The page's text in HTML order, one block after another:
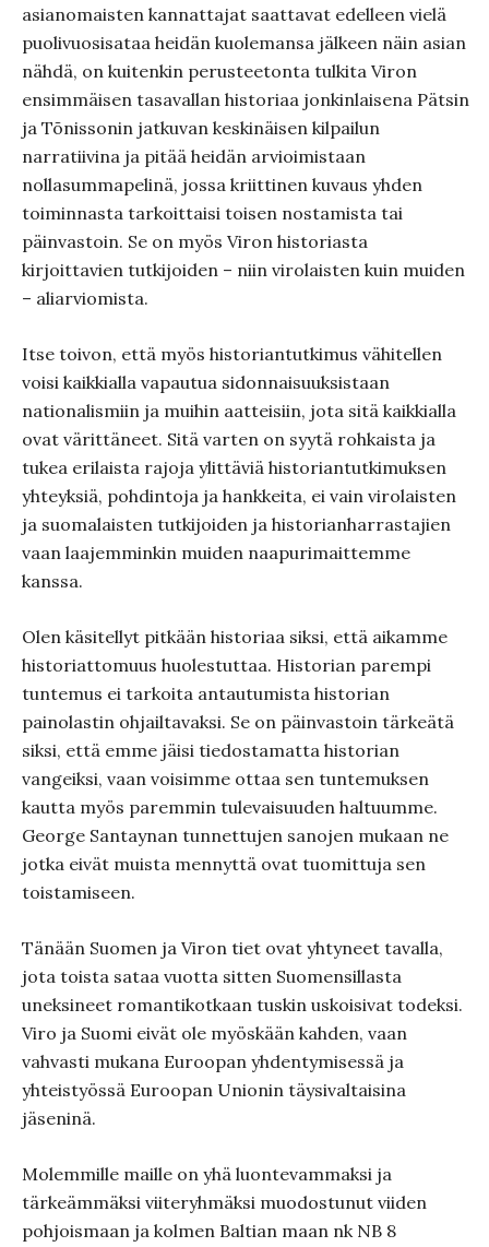
asianomaisten kannattajat saattavat edelleen vielä
puolivuosisataa heidän kuolemansa jälkeen näin asian
nähdä, on kuitenkin perusteetonta tulkita Viron
ensimmäisen tasavallan historiaa jonkinlaisena Pätsin
ja Tõnissonin jatkuvan keskinäisen kilpailun
narratiivina ja pitää heidän arvioimistaan
nollasummapelinä, jossa kriittinen kuvaus yhden
toiminnasta tarkoittaisi toisen nostamista tai
päinvastoin. Se on myös Viron historiasta
kirjoittavien tutkijoiden – niin virolaisten kuin muiden
– aliarviomista.
Itse toivon, että myös historiantutkimus vähitellen
voisi kaikkialla vapautua sidonnaisuuksistaan
nationalismiin ja muihin aatteisiin, jota sitä kaikkialla
ovat värittäneet. Sitä varten on syytä rohkaista ja
tukea erilaista rajoja ylittäviä historiantutkimuksen
yhteyksiä, pohdintoja ja hankkeita, ei vain virolaisten
ja suomalaisten tutkijoiden ja historianharrastajien
vaan laajemminkin muiden naapurimaittemme
kanssa.
Olen käsitellyt pitkään historiaa siksi, että aikamme
historiattomuus huolestuttaa. Historian parempi
tuntemus ei tarkoita antautumista historian
painolastin ohjailtavaksi. Se on päinvastoin tärkeätä
siksi, että emme jäisi tiedostamatta historian
vangeiksi, vaan voisimme ottaa sen tuntemuksen
kautta myös paremmin tulevaisuuden haltuumme.
George Santaynan tunnettujen sanojen mukaan ne
jotka eivät muista mennyttä ovat tuomittuja sen
toistamiseen.
Tänään Suomen ja Viron tiet ovat yhtyneet tavalla,
jota toista sataa vuotta sitten Suomensillasta
uneksineet romantikotkaan tuskin uskoisivat todeksi.
Viro ja Suomi eivät ole myöskään kahden, vaan
vahvasti mukana Euroopan yhdentymisessä ja
yhteistyössä Euroopan Unionin täysivaltaisina
jäseninä.
Molemmille maille on yhä luontevammaksi ja
tärkeämmäksi viiteryhmäksi muodostunut viiden
pohjoismaan ja kolmen Baltian maan nk NB 8